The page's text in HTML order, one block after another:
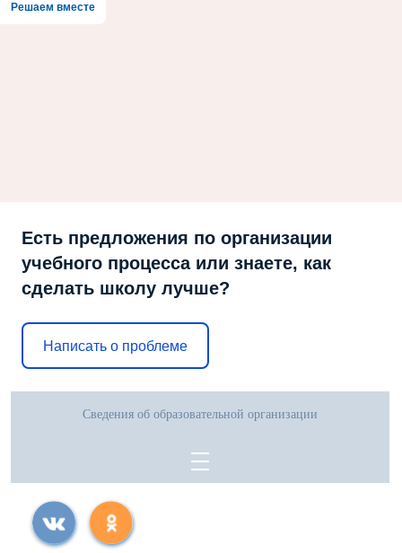
Решаем вместе
Есть предложения по организации
учебного процесса или знаете, как
сделать школу лучше?
Написать о проблеме
Сведения об образовательной организации